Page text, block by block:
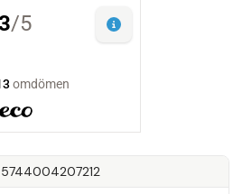
5744004207212